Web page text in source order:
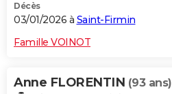
Décès
03/01/2026 à Saint-Firmin
Famille VOINOT
Anne FLORENTIN (93 ans)